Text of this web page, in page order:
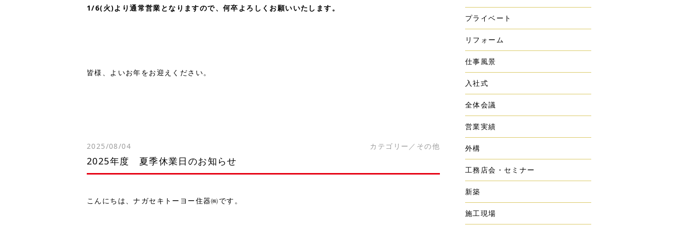
1/6(火)より通常営業となりますので、何卒よろしくお願いいたします。
皆様、よいお年をお迎えください。
2025/08/04 カテゴリー／ その他
2025年度 夏季休業日のお知らせ
こんにちは、ナガセキトーヨー住器㈱です。
プライベート
リフォーム
仕事風景
入社式
全体会議
営業実績
外構
工務店会・セミナー
新築
施工現場